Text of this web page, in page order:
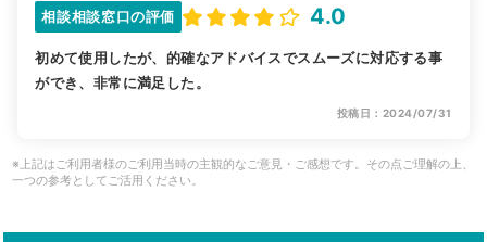
相談相談窓口の評価 4.0
初めて使用したが、的確なアドバイスでスムーズに対応する事
ができ、非常に満足した。
投稿日：2024/07/31
※上記はご利用者様のご利用当時の主観的なご意見・ご感想です。その点ご理解の上、
一つの参考としてご活用ください。